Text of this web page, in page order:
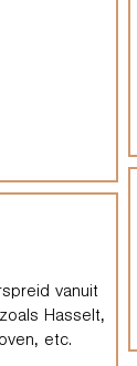
vanuit
Hasselt,
etc.